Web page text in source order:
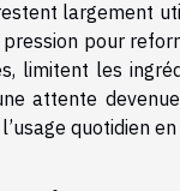
largement
pour
limitent les
attente
quotidien